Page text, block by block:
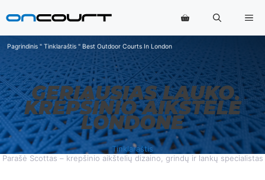
prie
Pagrindinis " Tinklaraštis " Best Outdoor Courts In London
GERIAUSIAS LAUKO
KREPŠINIO AIKŠTELĖ
LONDONE
Tinklaraštis
Parašė Scottas – krepšinio aikštelių dizaino, grindų ir lankų specialistas